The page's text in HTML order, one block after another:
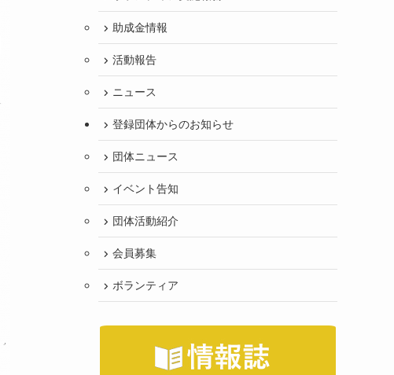
助成金情報
活動報告
ニュース
登録団体からのお知らせ
団体ニュース
イベント告知
団体活動紹介
会員募集
ボランティア